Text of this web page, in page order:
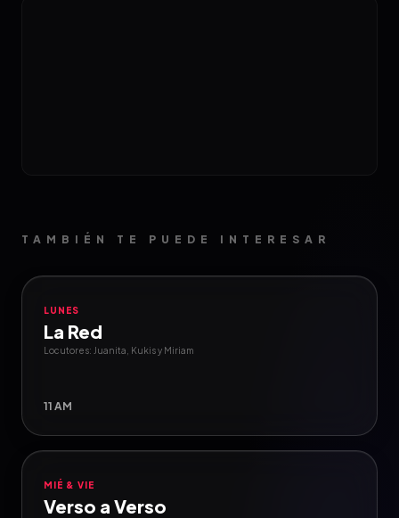
TAMBIÉN TE PUEDE INTERESAR
LUNES
La Red
Locutores: Juanita, Kukis y Miriam
11 AM
MIÉ & VIE
Verso a Verso